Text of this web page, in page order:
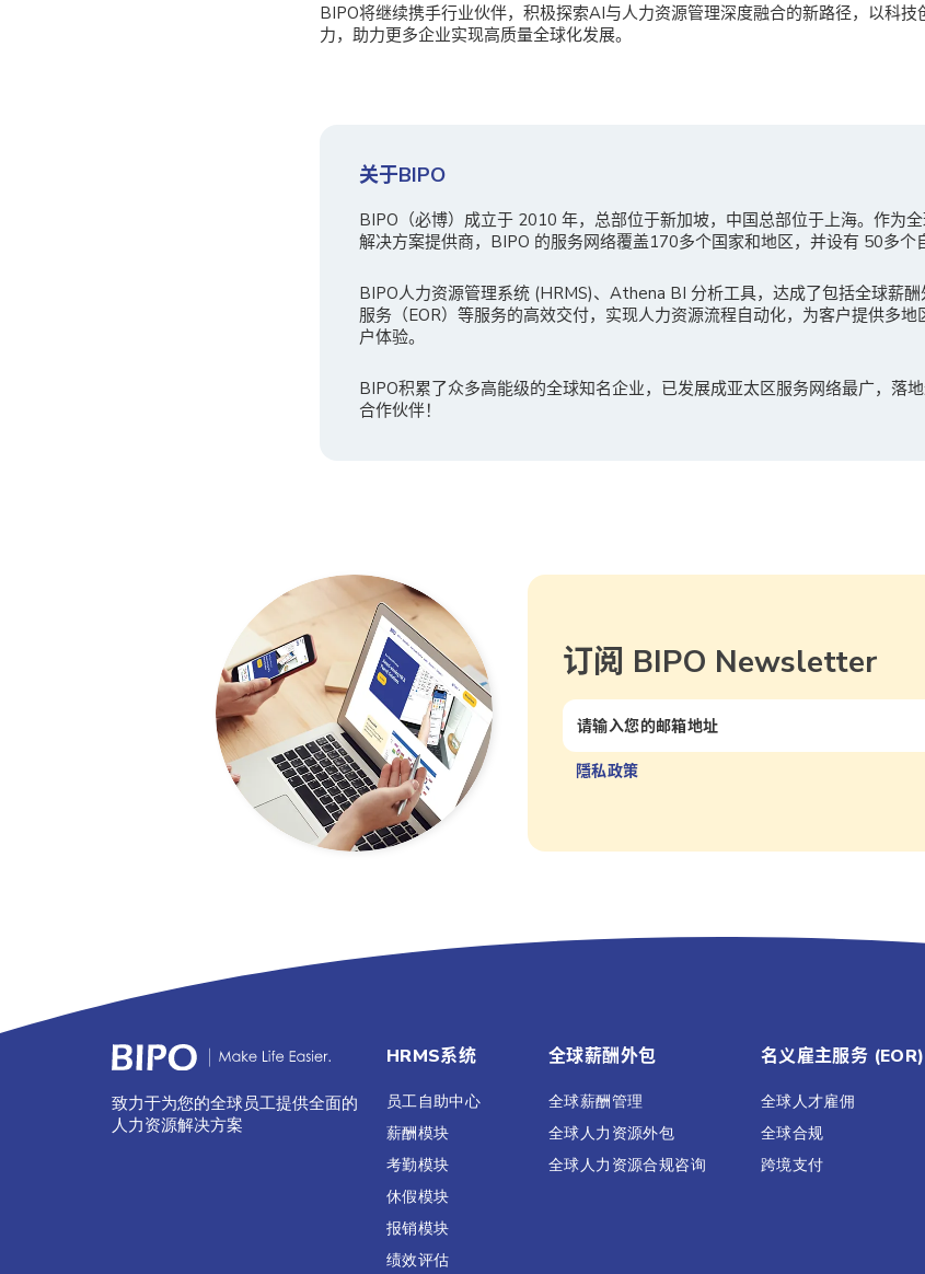
BIPO将继续携手行业伙伴，积极探索AI与人力资源管理深度融合的新路径，以科
力，助力更多企业实现高质量全球化发展。
关于BIPO
BIPO（必博）成立于 2010 年，总部位于新加坡，中国总部位于上海。作为
解决方案提供商，BIPO 的服务网络覆盖170多个国家和地区，并设有 50多个
BIPO人力资源管理系统 (HRMS)、Athena BI 分析工具，达成了包括全球薪
服务（EOR）等服务的高效交付，实现人力资源流程自动化，为客户提供多
户体验。
BIPO积累了众多高能级的全球知名企业，已发展成亚太区服务网络最广，落
合作伙伴！
订阅 BIPO Newsletter
隱私政策
致力于为您的全球员工提供全面的
人力资源解决方案
HRMS系统
员工自助中心
薪酬模块
考勤模块
休假模块
报销模块
绩效评估​
全球薪酬外包
全球薪酬管理
全球人力资源外包
全球人力资源合规咨询
名义雇主服务 (EOR)
全球人才雇佣
全球合规
跨境支付